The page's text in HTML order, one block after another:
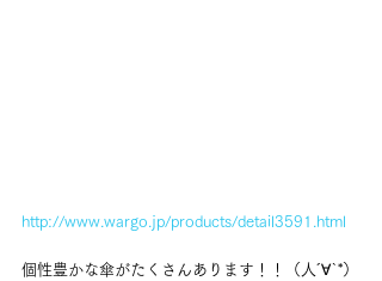
http://www.wargo.jp/products/detail3591.html
個性豊かな傘がたくさんあります！！（人´∀`*）